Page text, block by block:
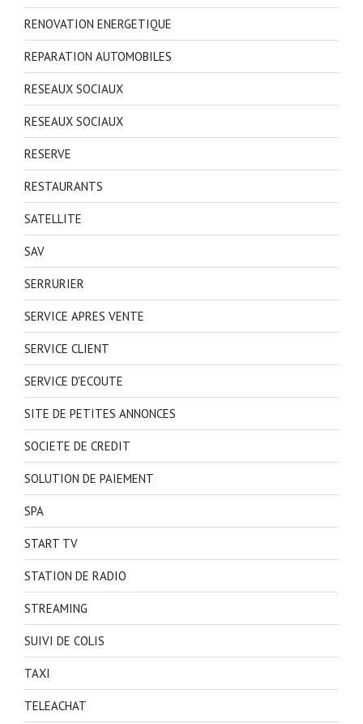
RENOVATION ENERGETIQUE
REPARATION AUTOMOBILES
RESEAUX SOCIAUX
RESEAUX SOCIAUX
RESERVE
RESTAURANTS
SATELLITE
SAV
SERRURIER
SERVICE APRES VENTE
SERVICE CLIENT
SERVICE D'ECOUTE
SITE DE PETITES ANNONCES
SOCIETE DE CREDIT
SOLUTION DE PAIEMENT
SPA
START TV
STATION DE RADIO
STREAMING
SUIVI DE COLIS
TAXI
TELEACHAT